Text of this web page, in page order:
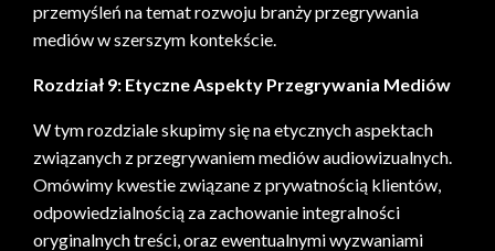
przemyśleń na temat rozwoju branży przegrywania
mediów w szerszym kontekście.
Rozdział 9: Etyczne Aspekty Przegrywania Mediów
W tym rozdziale skupimy się na etycznych aspektach
związanych z przegrywaniem mediów audiowizualnych.
Omówimy kwestie związane z prywatnością klientów,
odpowiedzialnością za zachowanie integralności
oryginalnych treści, oraz ewentualnymi wyzwaniami